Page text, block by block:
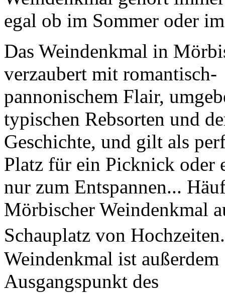
egal ob im Sommer oder
Das Weindenkmal in
verzaubert mit romantisch-
pannonischem Flair,
typischen Rebsorten und
Geschichte, und gilt als
Platz für ein Picknick oder
nur zum Entspannen...
Mörbischer Weindenkmal
Schauplatz von
Weindenkmal ist außerdem
Ausgangspunkt des